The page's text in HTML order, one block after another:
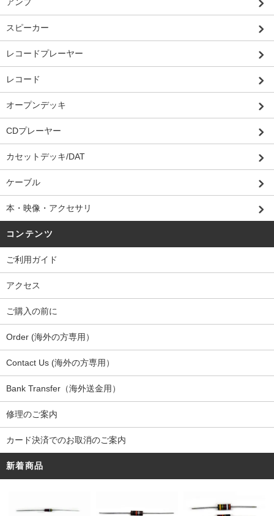
アンプ
スピーカー
レコードプレーヤー
レコード
オープンデッキ
CDプレーヤー
カセットデッキ/DAT
ケーブル
本・映像・アクセサリ
コンテンツ
ご利用ガイド
アクセス
ご購入の前に
Order (海外の方専用）
Contact Us (海外の方専用）
Bank Transfer（海外送金用）
修理のご案内
カード決済でのお取消のご案内
新着商品